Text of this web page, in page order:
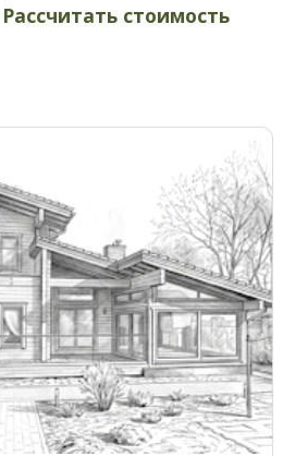
Рассчитать стоимость